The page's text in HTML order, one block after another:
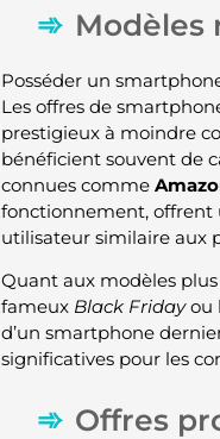
Modèles
Posséder un
Les offres de
prestigieux à moindre
bénéficient souvent de
connues comme
fonctionnement, offrent
utilisateur similaire aux
Quant aux modèles
fameux Black Fridayou
d’un smartphone
significatives pour les
Offres